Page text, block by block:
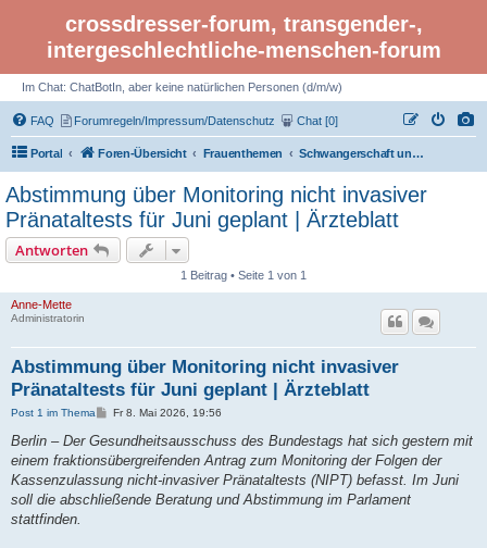
crossdresser-forum, transgender-,
intergeschlechtliche-menschen-forum
Im Chat: ChatBotIn, aber keine natürlichen Personen (d/m/w)
FAQ Forumregeln/Impressum/Datenschutz Chat [0]
Portal Foren-Übersicht Frauenthemen Schwangerschaft und Geburt | Hebammen
Abstimmung über Monitoring nicht invasiver
Pränataltests für Juni geplant | Ärzteblatt
Antworten
1 Beitrag • Seite 1 von 1
Anne-Mette
Administratorin
Abstimmung über Monitoring nicht invasiver
Pränataltests für Juni geplant | Ärzteblatt
Post 1 im Thema
B
i
r
a
Fr 8. Mai 2026, 19:56
Berlin – Der Gesundheitsausschuss des Bundestags hat sich gestern mit
einem fraktionsübergreifenden Antrag zum Monitoring der Folgen der
Kassenzulassung nicht-invasiver Pränataltests (NIPT) befasst. Im Juni
soll die abschließende Beratung und Abstimmung im Parlament
stattfinden.